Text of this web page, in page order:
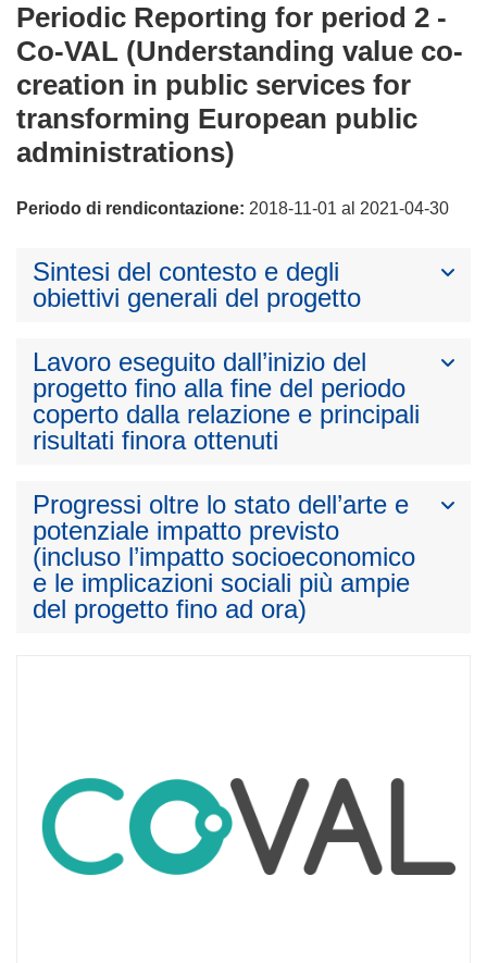
Periodic Reporting for period 2 -
Co-VAL (Understanding value co-
creation in public services for
transforming European public
administrations)
Periodo di rendicontazione: 2018-11-01 al 2021-04-30
Sintesi del contesto e degli
obiettivi generali del progetto
Lavoro eseguito dall’inizio del
progetto fino alla fine del periodo
coperto dalla relazione e principali
risultati finora ottenuti
Progressi oltre lo stato dell’arte e
potenziale impatto previsto
(incluso l’impatto socioeconomico
e le implicazioni sociali più ampie
del progetto fino ad ora)